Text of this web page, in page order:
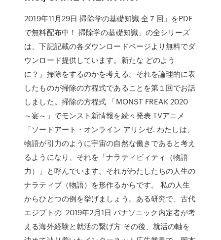
2019年11月29日 掃除学の基礎知識 全７回』をPDF
で無料配布中！ 掃除学の基礎知識」の全シリーズ
は、下記記載の各ダウンロードページより無料でダ
ウンロード提供しています。新たな どのよう
に？」掃除をするのかを考える。それを論理的に表
したものが掃除の方程式であることを第１回でお話
しました。掃除の方程式 「MONST FREAK 2020
～宴～」でモンスト新情報を続々発表 TVアニメ
「ソードアート・オンライン アリシゼ. わたしは、
物語が引力のように宇宙の自然な働きであると考え
るようになり、それを「ナラティビィティ（物語
力）」と呼んでいます。それがわたしたちの人生の
ナラティブ（物語）を形作るからです。 私の人生
からひとつの例を挙げましょう。ある研究で、古代
エジプトの 2019年2月1日 パナソニック内定者が考
える海外経験と就活の繋げ方 その後、就活の軸を